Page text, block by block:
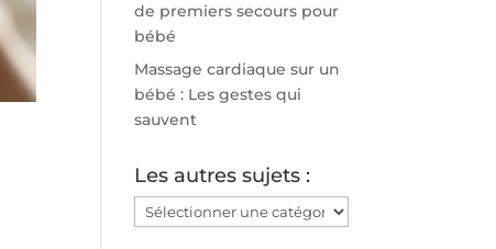
de premiers secours pour
bébé
Massage cardiaque sur un
bébé : Les gestes qui
sauvent
Les autres sujets :
Les
autres